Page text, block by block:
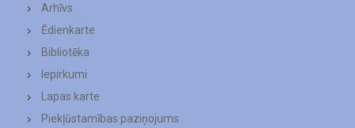
Arhīvs
Ēdienkarte
Bibliotēka
Iepirkumi
Lapas karte
Piekļūstamības paziņojums